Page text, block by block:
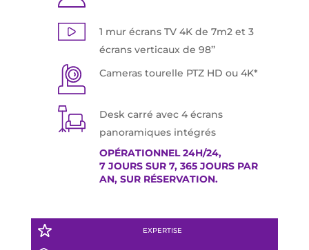
1 mur écrans TV 4K de 7m2 et 3
écrans verticaux de 98’’
Cameras tourelle PTZ HD ou 4K*
Desk carré avec 4 écrans
panoramiques intégrés
OPÉRATIONNEL 24H/24,
7 JOURS SUR 7, 365 JOURS PAR
AN, SUR RÉSERVATION.
EXPERTISE